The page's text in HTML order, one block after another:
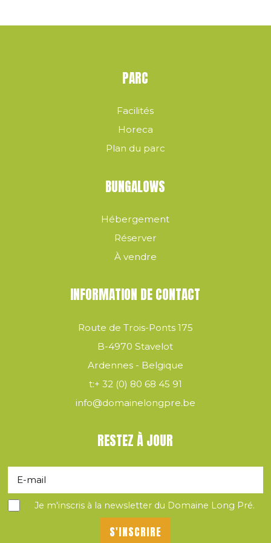
PARC
Facilités
Horeca
Plan du parc
BUNGALOWS
Hébergement
Réserver
À vendre
INFORMATION DE CONTACT
Route de Trois-Ponts 175
B-4970 Stavelot
Ardennes - Belgique
t:+ 32 (0) 80 68 45 91
info@domainelongpre.be
RESTEZ À JOUR
Je m'inscris à la newsletter du Domaine Long Pré.